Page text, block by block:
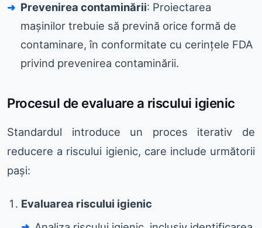
Prevenirea contaminării: Proiectarea
mașinilor trebuie să prevină orice formă de
contaminare, în conformitate cu cerințele FDA
privind prevenirea contaminării.
Procesul de evaluare a riscului igienic
Standardul introduce un proces iterativ de
reducere a riscului igienic, care include următorii
pași:
Evaluarea riscului igienic